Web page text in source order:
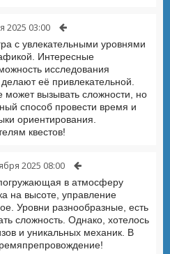
2025 03:00
с увлекательными уровнями
Интересные
исследования
её привлекательной.
может вызывать сложности, но
способ провести время и
ориентирования.
квестов!
2025 08:00
в атмосферу
на высоте, управление
Уровни разнообразные, есть
сложность. Однако, хотелось
и уникальных механик. В